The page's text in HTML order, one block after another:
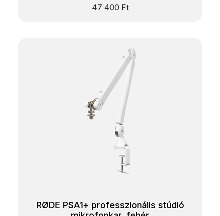
47 400 Ft
RØDE PSA1+ professzionális stúdió